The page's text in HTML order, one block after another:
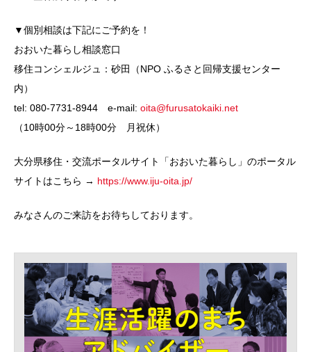
▼個別相談は下記にご予約を！
おおいた暮らし相談窓口
移住コンシェルジュ：砂田（NPO ふるさと回帰支援センター
内）
tel: 080-7731-8944 e-mail: oita@furusatokaiki.net
（10時00分～18時00分 月祝休）
大分県移住・交流ポータルサイト「おおいた暮らし」のポータル
サイトはこちら → https://www.iju-oita.jp/
みなさんのご来訪をお待ちしております。